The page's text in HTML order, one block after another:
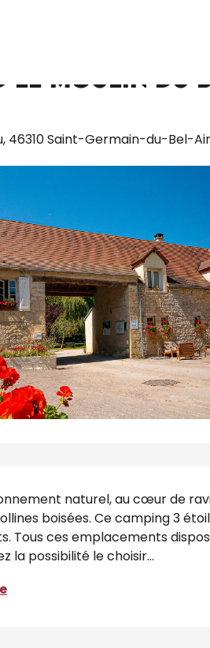
Le Moulin du
46310 Saint-Germain-du-Bel-Air
naturel, au cœur de
boisées. Ce camping 3
Tous ces emplacements
la possibilité le choisir...